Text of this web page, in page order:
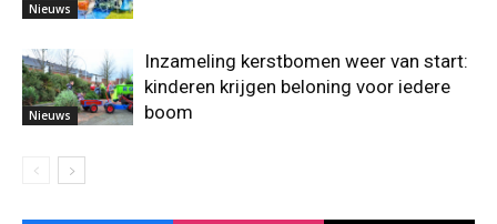
Nieuws
Nieuws
Inzameling kerstbomen weer van start:
kinderen krijgen beloning voor iedere
boom